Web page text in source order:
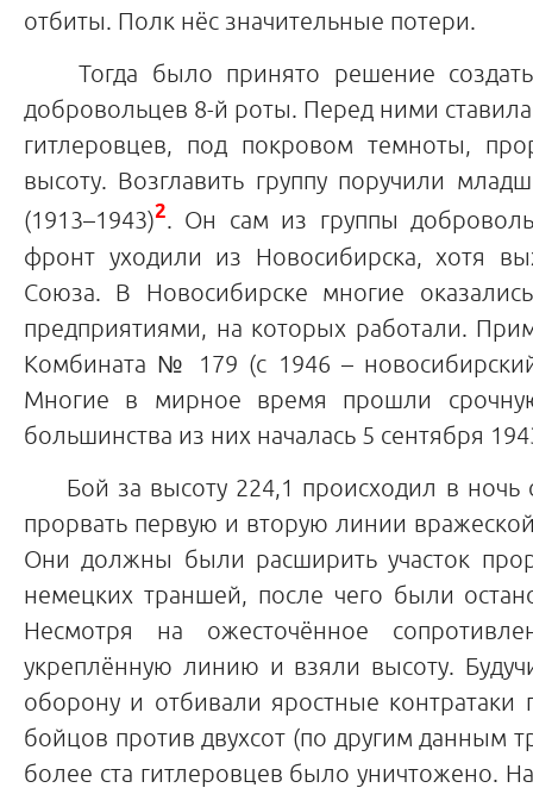
отбиты. Полк нёс значительные потери.
Тогда было принято решение создать
добровольцев 8-й роты. Перед ними
гитлеровцев, под покровом темноты,
высоту. Возглавить группу поручили
(1913–1943)2 . Он сам из группы
фронт уходили из Новосибирска, хотя
Союза. В Новосибирске многие
предприятиями, на которых работали.
Комбината № 179 (с 1946 –
Многие в мирное время прошли
большинства из них началась 5 сентября
Бой за высоту 224,1 происходил в ночь
прорвать первую и вторую линии
Они должны были расширить участок
немецких траншей, после чего были
Несмотря на ожесточённое
укреплённую линию и взяли высоту.
оборону и отбивали яростные контратаки
бойцов против двухсот (по другим данным
более ста гитлеровцев было уничтожено.